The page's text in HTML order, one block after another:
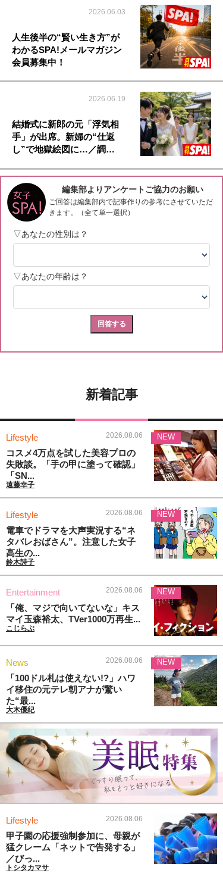
2026.06.03
人生後半の“賢い生き方”が
わかるSPA!メールマガジン
会員募集中！
2026.06.19
結婚式に新郎の元「浮気相
手」が出席。新婦の“仕返
し”で地獄絵図に…／調…
新着記事
Lifestyle 2026.08.06
コスメ4万点を試した美容プロの
失敗談。「手の甲に塗って確認」
「SN...
遠藤幸子
NEW
Lifestyle 2026.08.06
電車でドラマを大声実況する“ネ
タバレおばさん”。注意した女子
高生の...
鈴木詩子
NEW
Entertainment 2026.08.06
「俺、マジで向いてないな」キス
マイ玉森裕太、TVer1000万再生...
こじらぶ
NEW
News 2026.08.06
「100ドル札は使えない!?」ハワ
イ移住の元テレ朝アナが驚い
た“最...
大木優紀
NEW
Lifestyle 2026.08.06
甲子園の応援強制参加に、母親が
猛クレーム「ネットで告発する」
／びっ...
トシタカマサ